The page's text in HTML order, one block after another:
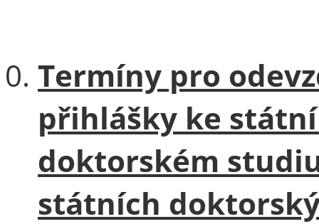
Termíny pro
přihlášky ke
doktorském
státních